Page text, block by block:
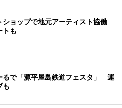
ショップで地元アーティスト協働
トも
るで「源平屋島鉄道フェスタ」 運
も